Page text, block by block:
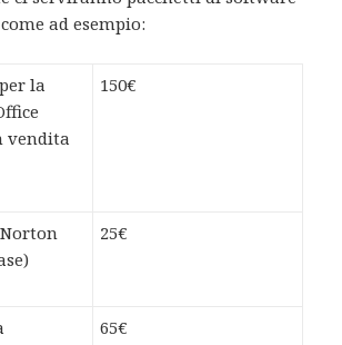
ad esempio:
la
vendita
150€
25€
65€